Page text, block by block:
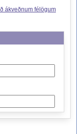
ákveðnum félögum